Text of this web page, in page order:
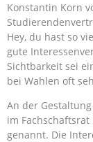
Konstantin Korn
Hey, du hast so
gute
Sichtbarkeit sei
bei Wahlen oft
An der
im
genannt. Die